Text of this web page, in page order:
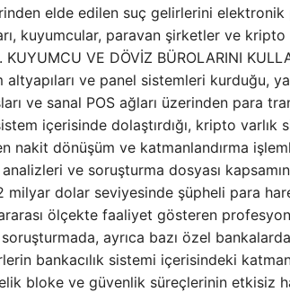
elde edilen suç gelirlerini
kuyumcular, paravan şirketler ve
VE DÖVİZ BÜROLARINI
altyapıları ve panel sistemleri kurduğu,
ve sanal POS ağları üzerinden para
içerisinde dolaştırdığı, kripto
nakit dönüşüm ve katmanlandırma
analizleri ve soruşturma dosyası
milyar dolar seviyesinde şüpheli para
ölçekte faaliyet gösteren
ayrıca bazı özel
bankacılık sistemi içerisindeki
bloke ve güvenlik süreçlerinin etkisiz